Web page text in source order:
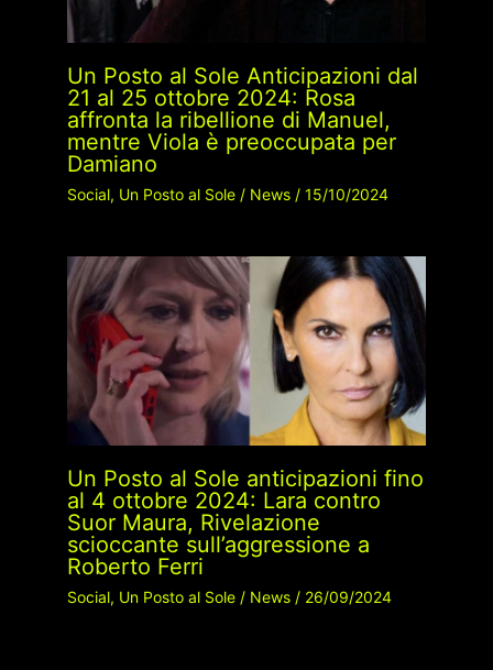
Un Posto al Sole Anticipazioni dal
21 al 25 ottobre 2024: Rosa
affronta la ribellione di Manuel,
mentre Viola è preoccupata per
Damiano
Social, Un Posto al Sole/ News/ 15/10/2024
Un Posto al Sole anticipazioni fino
al 4 ottobre 2024: Lara contro
Suor Maura, Rivelazione
scioccante sull’aggressione a
Roberto Ferri
Social, Un Posto al Sole/ News/ 26/09/2024